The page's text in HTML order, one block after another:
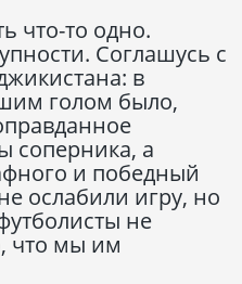
что-то одно.
Соглашусь с
в
голом было,
соперника, а
и победный
ослабили игру, но
не
что мы им